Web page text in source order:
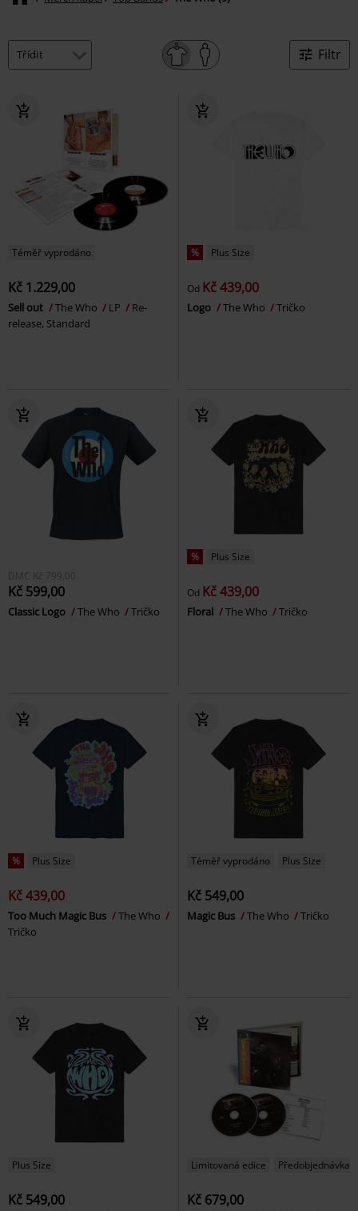
Filtr
Téměř vyprodáno
Kč 1.229,00
Sell out The Who LP
Re-
release, Standard
% Plus Size
Od Kč 439,00
Logo The Who Tričko
DMC Kč 799,00
Kč 599,00
Classic Logo The Who Tričko
% Plus Size
Od Kč 439,00
Floral The Who Tričko
% Plus Size
Kč 439,00
Too Much Magic Bus
The Who
Tričko
Téměř vyprodáno Plus Size
Kč 549,00
Magic Bus The Who Tričko
Plus Size
Kč 549,00
Limitovaná edice Předobjednávka
Kč 679,00